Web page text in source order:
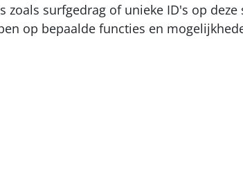
surfgedrag of unieke ID's op
op bepaalde functies en